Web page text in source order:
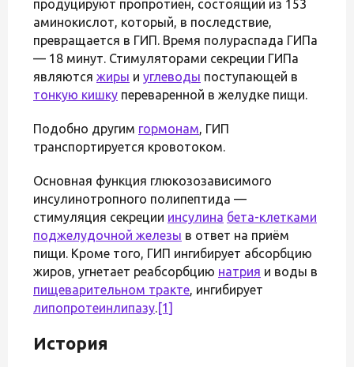
продуцируют пропротиен, состоящий из 153
аминокислот, который, в последствие,
превращается в ГИП. Время полураспада ГИПа
— 18 минут. Стимуляторами секреции ГИПа
являются жиры и углеводы поступающей в
тонкую кишку переваренной в желудке пищи.
Подобно другим гормонам, ГИП
транспортируется кровотоком.
Основная функция глюкозозависимого
инсулинотропного полипептида —
стимуляция секреции инсулина бета-клетками
поджелудочной железы в ответ на приём
пищи. Кроме того, ГИП ингибирует абсорбцию
жиров, угнетает реабсорбцию натрия и воды в
пищеварительном тракте, ингибирует
липопротеинлипазу.[1]
История